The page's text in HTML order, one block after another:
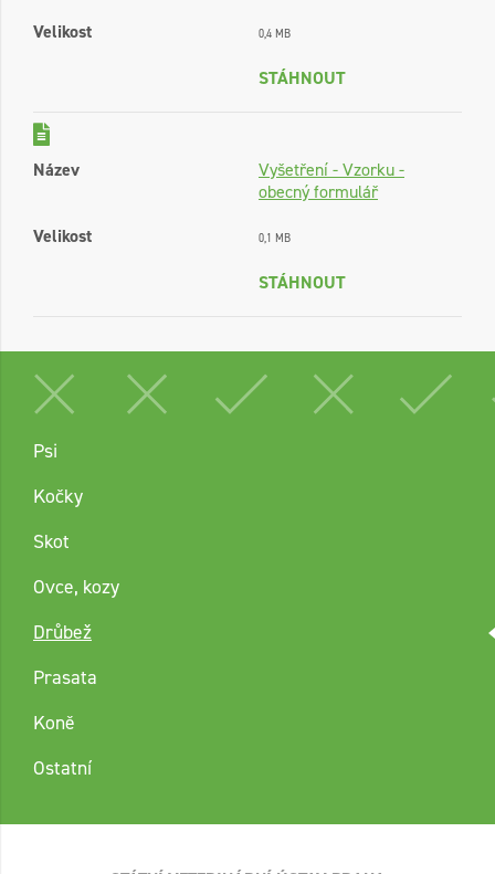
Velikost
0,4 MB
STÁHNOUT
Název
Vyšetření - Vzorku -
obecný formulář
Velikost
0,1 MB
STÁHNOUT
Psi
Kočky
Skot
Ovce, kozy
Drůbež
Prasata
Koně
Ostatní